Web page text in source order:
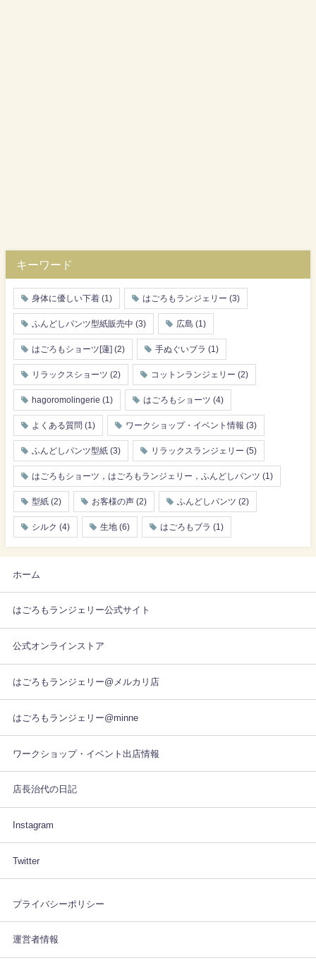
キーワード
身体に優しい下着 (1) はごろもランジェリー (3)
ふんどしパンツ型紙販売中 (3) 広島 (1)
はごろもショーツ[蓮] (2) 手ぬぐいブラ (1)
リラックスショーツ (2) コットンランジェリー (2)
hagoromolingerie (1) はごろもショーツ (4)
よくある質問 (1) ワークショップ・イベント情報 (3)
ふんどしパンツ型紙 (3) リラックスランジェリー (5)
はごろもショーツ，はごろもランジェリー，ふんどしパンツ (1)
型紙 (2) お客様の声 (2) ふんどしパンツ (2)
シルク (4) 生地 (6) はごろもブラ (1)
ホーム
はごろもランジェリー公式サイト
公式オンラインストア
はごろもランジェリー@メルカリ店
はごろもランジェリー@minne
ワークショップ・イベント出店情報
店長治代の日記
Instagram
Twitter
プライバシーポリシー
運営者情報